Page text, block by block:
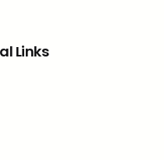
Links